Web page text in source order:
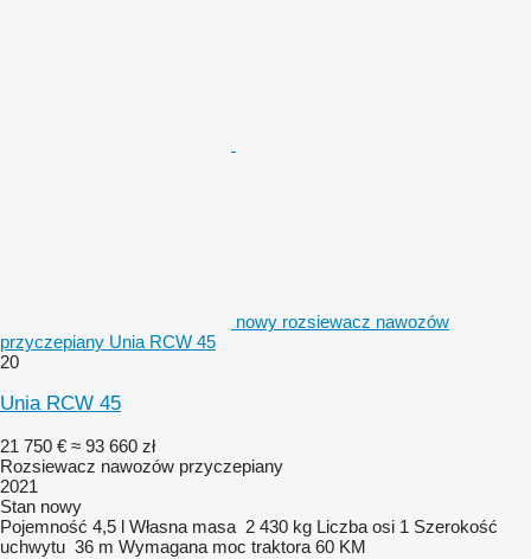
nowy rozsiewacz nawozów
przyczepiany Unia RCW 45
20
Unia RCW 45
21 750 € ≈ 93 660 zł
Rozsiewacz nawozów przyczepiany
2021
Stan nowy
Pojemność 4,5 l Własna masa 2 430 kg Liczba osi 1 Szerokość
uchwytu 36 m Wymagana moc traktora 60 KM